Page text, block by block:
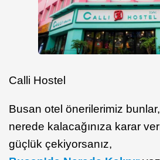
Calli Hostel
Busan otel önerilerimiz
nerede kalacağınıza karar
güçlük çekiyorsanız,